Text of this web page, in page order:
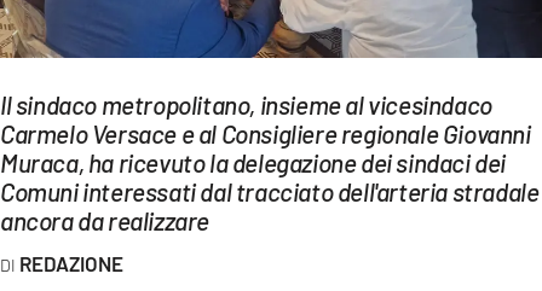
Streaming
LAC NETWORK
LAC ONAIR
Network
Il sindaco metropolitano, insieme al vicesindaco
Carmelo Versace e al Consigliere regionale Giovanni
Muraca, ha ricevuto la delegazione dei sindaci dei
Comuni interessati dal tracciato dell'arteria stradale
ancora da realizzare
REDAZIONE